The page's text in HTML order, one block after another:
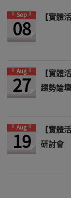
Sep
08 【實體
Aug
27
【實體
趨勢論壇
Aug
19
【實體
研討會